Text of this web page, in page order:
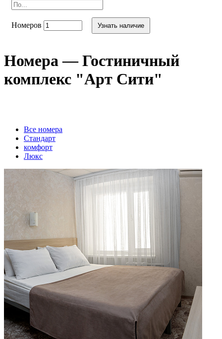
Номеров Узнать наличие
Номера — Гостиничный
комплекс "Арт Сити"
Вcе номера
Стандарт
комфорт
Люкс